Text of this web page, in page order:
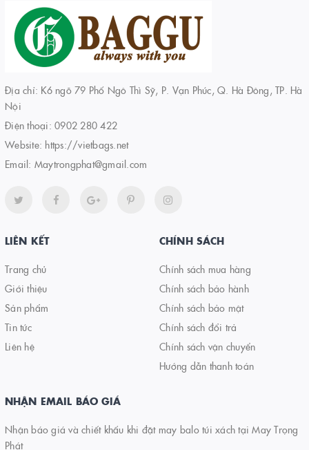
Địa chỉ: K6 ngõ 79 Phố Ngô Thì Sỹ, P. Vạn Phúc, Q. Hà Đông, TP. Hà
Nội
Điện thoại: 0902 280 422
Website: https://vietbags.net
Email: Maytrongphat@gmail.com
LIÊN KẾT
Trang chủ
Giới thiệu
Sản phẩm
Tin tức
Liên hệ
CHÍNH SÁCH
Chính sách mua hàng
Chính sách bảo hành
Chính sách bảo mật
Chính sách đổi trả
Chính sách vận chuyển
Hướng dẫn thanh toán
NHẬN EMAIL BÁO GIÁ
Nhận báo giá và chiết khấu khi đặt may balo túi xách tại May Trọng
Phát